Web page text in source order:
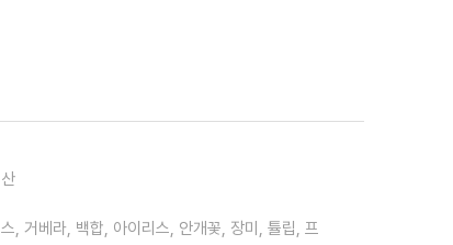
, 거베라, 백합, 아이리스, 안개꽃, 장미, 튤립, 프